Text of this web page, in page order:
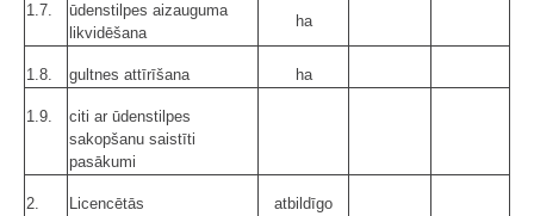
1.7.
ūdenstilpes aizauguma
likvidēšana
ha
1.8. gultnes attīrīšana ha
1.9.
citi ar ūdenstilpes
sakopšanu saistīti
pasākumi
2.
Licencētās
atbildīgo